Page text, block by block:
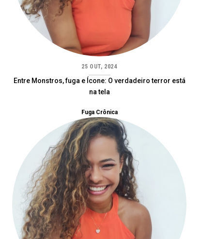
25 OUT, 2024
Entre Monstros, fuga e Ícone: O verdadeiro terror está
na tela
Fuga Crônica